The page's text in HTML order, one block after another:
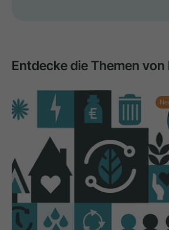
Entdecke die Themen von